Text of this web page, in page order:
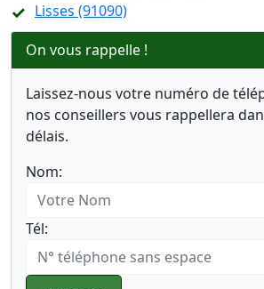
Lisses (91090)
On vous rappelle !
Laissez-nous votre numéro de
nos conseillers vous rappellera
délais.
Nom:
Tél: